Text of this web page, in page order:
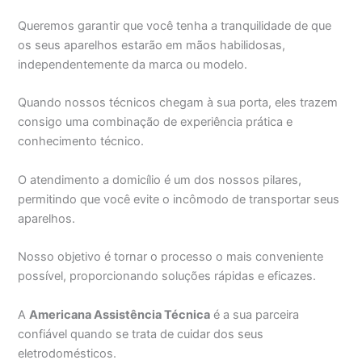
Queremos garantir que você tenha a tranquilidade de que
os seus aparelhos estarão em mãos habilidosas,
independentemente da marca ou modelo.
Quando nossos técnicos chegam à sua porta, eles trazem
consigo uma combinação de experiência prática e
conhecimento técnico.
O atendimento a domicílio é um dos nossos pilares,
permitindo que você evite o incômodo de transportar seus
aparelhos.
Nosso objetivo é tornar o processo o mais conveniente
possível, proporcionando soluções rápidas e eficazes.
A Americana Assistência Técnica é a sua parceira
confiável quando se trata de cuidar dos seus
eletrodomésticos.